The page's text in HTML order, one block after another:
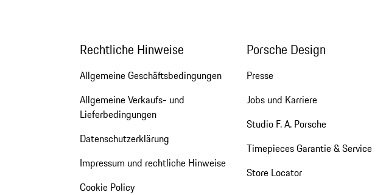
Rechtliche Hinweise
Allgemeine Geschäftsbedingungen
Allgemeine Verkaufs- und
Lieferbedingungen
Datenschutzerklärung
Impressum und rechtliche Hinweise
Cookie Policy
Porsche Design
Presse
Jobs und Karriere
Studio F. A. Porsche
Timepieces Garantie & Service
Store Locator